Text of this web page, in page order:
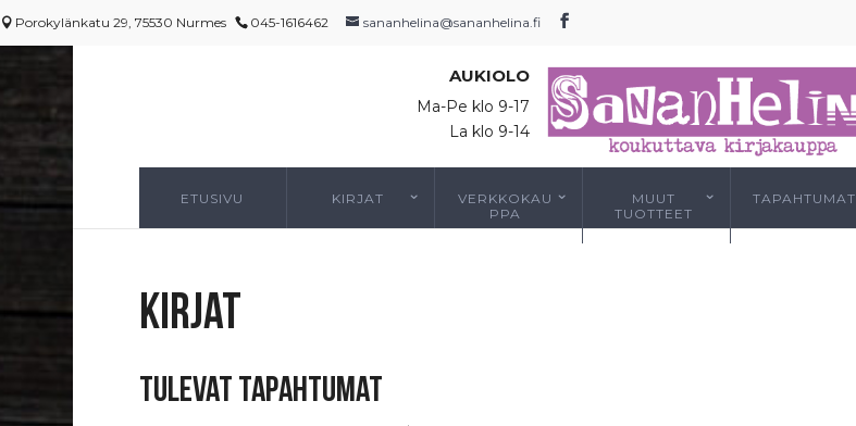
Porokylänkatu 29, 75530 Nurmes 045-1616462 sananhelina@sananhelina.fi
AUKIOLO
Ma-Pe klo 9-17
La klo 9-14
ETUSIVU KIRJAT
VERKKOKAU
PPA
MUUT
TUOTTEET
TAPAHTUMAT
kirjat
Tulevat tapahtumat